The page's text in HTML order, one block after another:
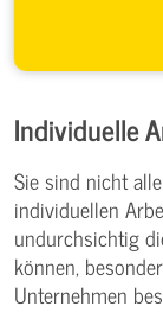
Individuelle
Sie sind nicht
individuellen
undurchsichtig
können,
Unternehmen